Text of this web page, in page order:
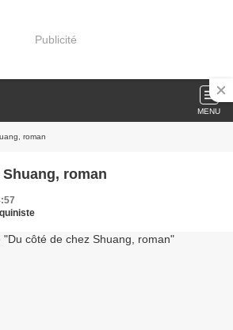
Publicité
MENU
roman
roman